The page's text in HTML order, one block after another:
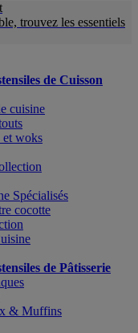
trouvez les essentiels
de Cuisson
cuisine
et woks
Spécialisés
cocotte
de Pâtisserie
& Muffins